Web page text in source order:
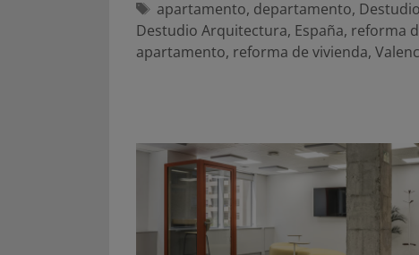
Etiquetas
apartamento, departamento, Destudio
Destudio Arquitectura, España, reforma
apartamento, reforma de vivienda,